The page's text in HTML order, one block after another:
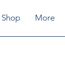
Shop More